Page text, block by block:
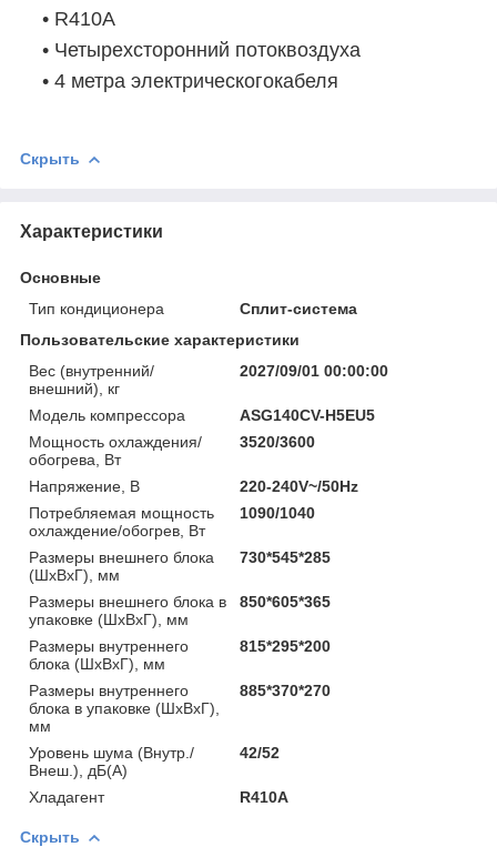
• R410A
• Четырехсторонний потоквоздуха
• 4 метра электрическогокабеля
Скрыть
Характеристики
Основные
Тип кондиционера
Сплит-система
Пользовательские характеристики
Вес (внутренний/
внешний), кг
2027/09/01 00:00:00
Модель компрессора
ASG140CV-H5EU5
Мощность охлаждения/
обогрева, Вт
3520/3600
Напряжение, В
220-240V~/50Hz
Потребляемая мощность
охлаждение/обогрев, Вт
1090/1040
Размеры внешнего блока
(ШхВхГ), мм
730*545*285
Размеры внешнего блока в
упаковке (ШхВхГ), мм
850*605*365
Размеры внутреннего
блока (ШхВхГ), мм
815*295*200
Размеры внутреннего
блока в упаковке (ШхВхГ),
мм
885*370*270
Уровень шума (Внутр./
Внеш.), дБ(А)
42/52
Хладагент R410A
Скрыть